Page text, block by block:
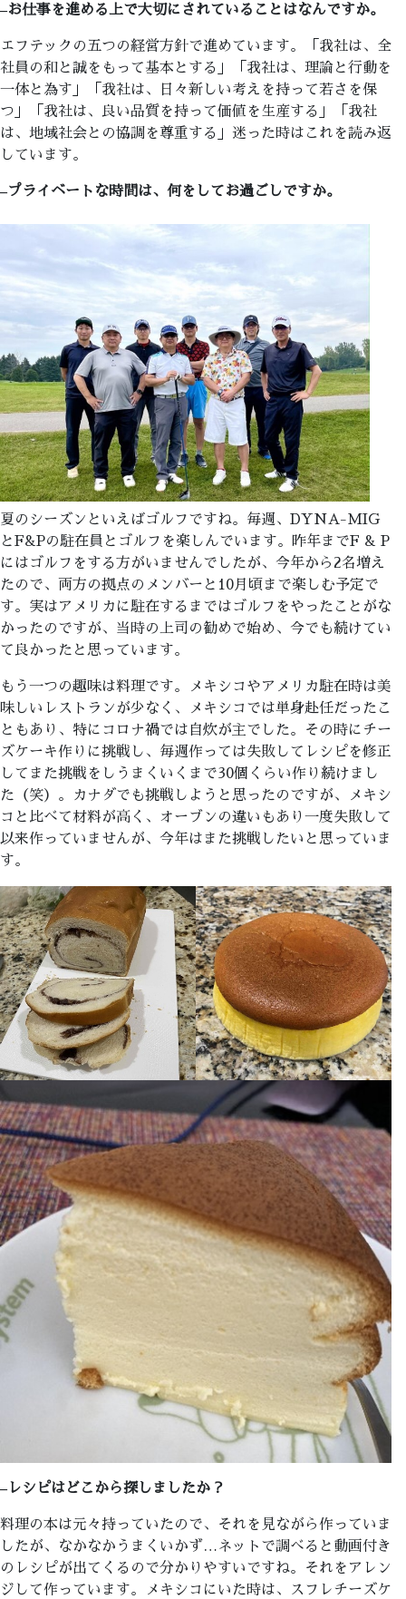
–お仕事を進める上で大切にされていることはなんですか。
エフテックの五つの経営方針で進めています。「我社は、全
社員の和と誠をもって基本とする」「我社は、理論と行動を
一体と為す」「我社は、日々新しい考えを持って若さを保
つ」「我社は、良い品質を持って価値を生産する」「我社
は、地域社会との協調を尊重する」迷った時はこれを読み返
しています。
–プライベートな時間は、何をしてお過ごしですか。
夏のシーズンといえばゴルフですね。毎週、DYNA-MIG
とF&Pの駐在員とゴルフを楽しんでいます。昨年までF & P
にはゴルフをする方がいませんでしたが、今年から2名増え
たので、両方の拠点のメンバーと10月頃まで楽しむ予定で
す。実はアメリカに駐在するまではゴルフをやったことがな
かったのですが、当時の上司の勧めで始め、今でも続けてい
て良かったと思っています。
もう一つの趣味は料理です。メキシコやアメリカ駐在時は美
味しいレストランが少なく、メキシコでは単身赴任だったこ
ともあり、特にコロナ禍では自炊が主でした。その時にチー
ズケーキ作りに挑戦し、毎週作っては失敗してレシピを修正
してまた挑戦をしうまくいくまで30個くらい作り続けまし
た（笑）。カナダでも挑戦しようと思ったのですが、メキシ
コと比べて材料が高く、オーブンの違いもあり一度失敗して
以来作っていませんが、今年はまた挑戦したいと思っていま
す。
–レシピはどこから探しましたか？
料理の本は元々持っていたので、それを見ながら作っていま
したが、なかなかうまくいかず…ネットで調べると動画付き
のレシピが出てくるので分かりやすいですね。それをアレン
ジして作っています。メキシコにいた時は、スフレチーズケ